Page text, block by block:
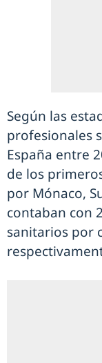
Según las
profesionales
España entre
de los
por Mónaco,
contaban con
sanitarios por